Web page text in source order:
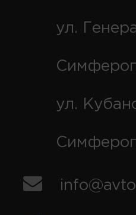
ул.
ул.